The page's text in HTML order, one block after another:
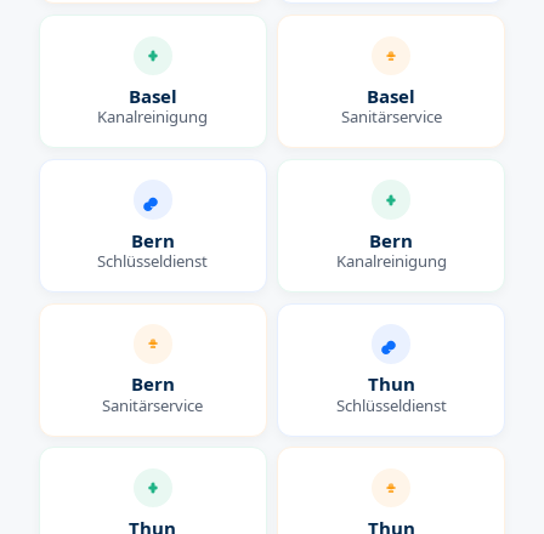
Basel
Kanalreinigung
Basel
Sanitärservice
Bern
Schlüsseldienst
Bern
Kanalreinigung
Bern
Sanitärservice
Thun
Schlüsseldienst
Thun Thun